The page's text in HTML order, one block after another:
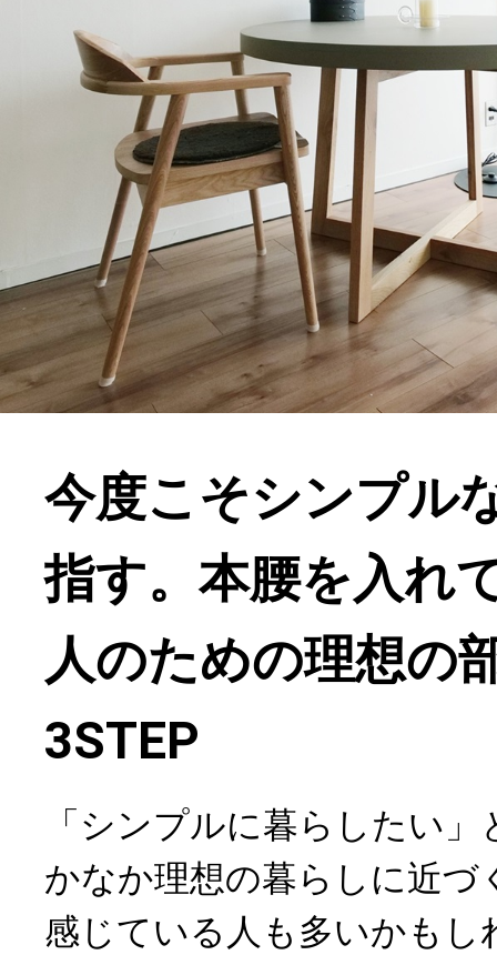
今度こそシンプル
指す。本腰を入れ
人のための理想の
3STEP
「シンプルに暮らしたい
かなか理想の暮らしに近づ
感じている人も多いかもし